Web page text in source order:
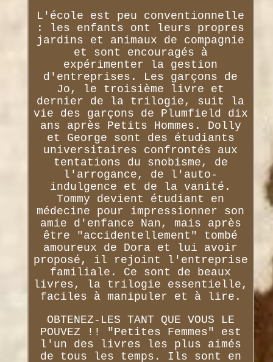
L'école est peu conventionnelle
: les enfants ont leurs propres
jardins et animaux de compagnie
et sont encouragés à
expérimenter la gestion
d'entreprises. Les garçons de
Jo, le troisième livre et
dernier de la trilogie, suit la
vie des garçons de Plumfield dix
ans après Petits Hommes. Dolly
et George sont des étudiants
universitaires confrontés aux
tentations du snobisme, de
l'arrogance, de l'auto-
indulgence et de la vanité.
Tommy devient étudiant en
médecine pour impressionner son
amie d'enfance Nan, mais après
être "accidentellement" tombé
amoureux de Dora et lui avoir
proposé, il rejoint l'entreprise
familiale. Ce sont de beaux
livres, la trilogie essentielle,
faciles à manipuler et à lire.
OBTENEZ-LES TANT QUE VOUS LE
POUVEZ !! "Petites Femmes" est
l'un des livres les plus aimés
de tous les temps. Ils sont en